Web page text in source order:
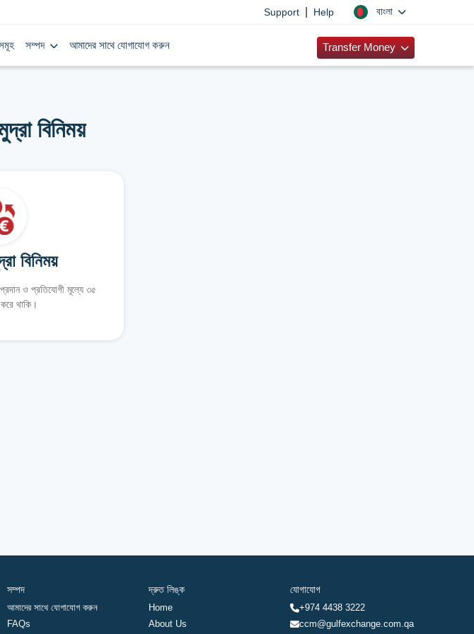
Support Help বাংলা
সম্পদ আমাদের সাথে যোগাযোগ করুন Transfer Money
বিনিময়
বিনিময়
প্রদান ও প্রতিযোগী মূল্যে ৩৫
থাকি।
সম্পদ
আমাদের সাথে যোগাযোগ করুন
FAQs
দ্রুত লিঙ্ক
Home
About Us
যোগাযোগ
+974 4438 3222
ccm@gulfexchange.com.qa